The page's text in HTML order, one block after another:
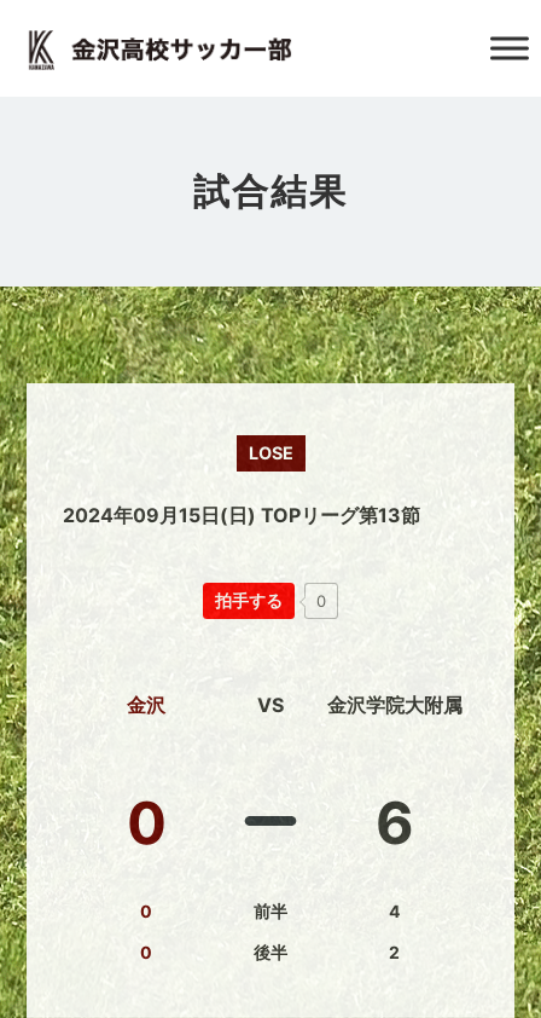
試合結果
LOSE
2024年09月15日(日) TOPリーグ第13節
拍手する 0
金沢
0
0
0
VS
前半
後半
金沢学院大附属
6
4
2